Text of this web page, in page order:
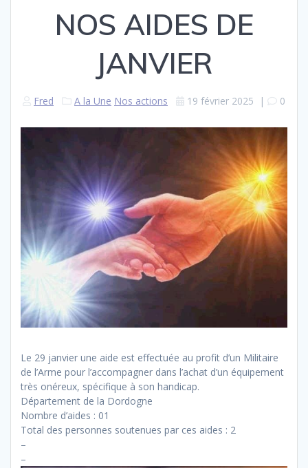
NOS AIDES DE
JANVIER
Fred A la Une Nos actions 19 février 2025 | 0
Le 29 janvier une aide est effectuée au profit d’un Militaire
de l’Arme pour l’accompagner dans l’achat d’un équipement
très onéreux, spécifique à son handicap.
Département de la Dordogne
Nombre d’aides : 01
Total des personnes soutenues par ces aides : 2
–
–